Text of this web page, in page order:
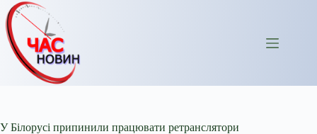
Перейти
до
вмісту
У Білорусі припинили працювати ретранслятори